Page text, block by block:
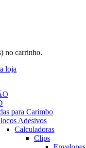
no carrinho.
loja
para Carimbo
Adesivos
Calculadoras
Clips